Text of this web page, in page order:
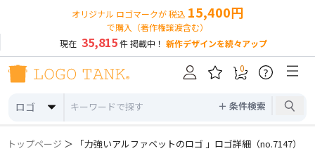
オリジナル ロゴマークが 税込 15,400円
で購入（著作権譲渡含む）
現在 35,815件 掲載中！ 新作デザインを続々アップ
ロゴ ＋ 条件検索
0 ?
トップページ ＞ 「力強いアルファベットのロゴ 」ロゴ詳細（no.7147）